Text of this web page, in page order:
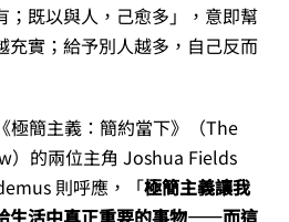
；既以與人，己愈多」，意即幫
充實；給予別人越多，自己反而
極簡主義：簡約當下》（The
）的兩位主角 Joshua Fields
則呼應，「極簡主義讓我
生活中真正重要的事物——而這